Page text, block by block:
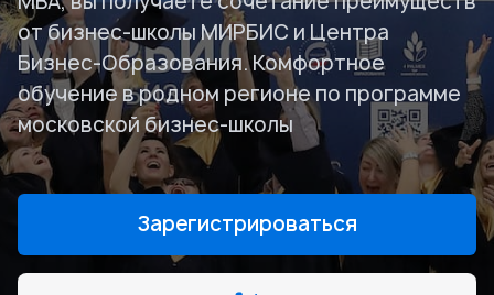
от бизнес-школы МИРБИС и Центра
Бизнес-Образования. Комфортное
обучение в родном регионе по программе
московской бизнес-школы
Зарегистрироваться